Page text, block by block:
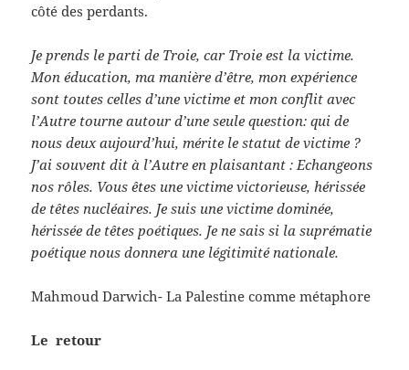
côté des perdants.
Je prends le parti de Troie, car Troie est la victime.
Mon éducation, ma manière d’être, mon expérience
sont toutes celles d’une victime et mon conflit avec
l’Autre tourne autour d’une seule question: qui de
nous deux aujourd’hui, mérite le statut de victime ?
J’ai souvent dit à l’Autre en plaisantant : Echangeons
nos rôles. Vous êtes une victime victorieuse, hérissée
de têtes nucléaires. Je suis une victime dominée,
hérissée de têtes poétiques. Je ne sais si la suprématie
poétique nous donnera une légitimité nationale.
Mahmoud Darwich- La Palestine comme métaphore
Le retour